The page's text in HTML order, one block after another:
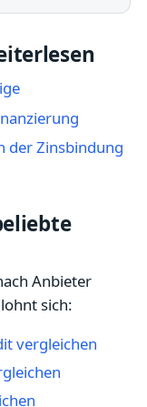
der Zinsbindung
Anbieter
sich:
vergleichen